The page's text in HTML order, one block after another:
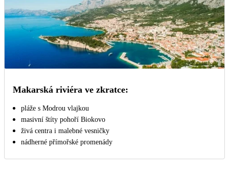
Makarská riviéra ve zkratce:
pláže s Modrou vlajkou
masivní štíty pohoří Biokovo
živá centra i malebné vesničky
nádherné přímořské promenády